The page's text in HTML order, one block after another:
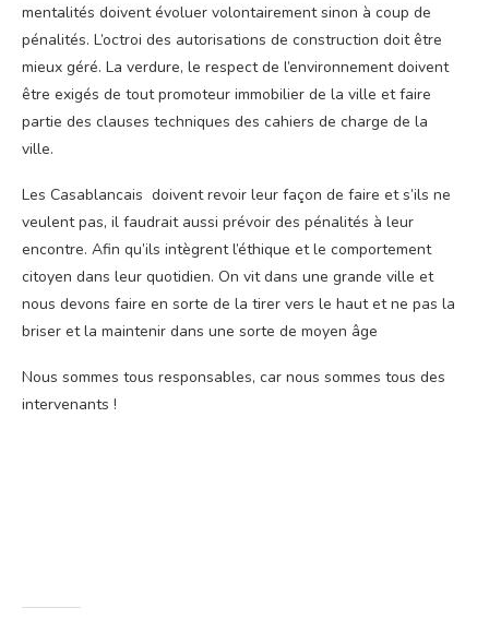
mentalités doivent évoluer volontairement sinon à coup de
pénalités. L’octroi des autorisations de construction doit être
mieux géré. La verdure, le respect de l’environnement doivent
être exigés de tout promoteur immobilier de la ville et faire
partie des clauses techniques des cahiers de charge de la
ville.
Les Casablancais doivent revoir leur façon de faire et s’ils ne
veulent pas, il faudrait aussi prévoir des pénalités à leur
encontre. Afin qu’ils intègrent l’éthique et le comportement
citoyen dans leur quotidien. On vit dans une grande ville et
nous devons faire en sorte de la tirer vers le haut et ne pas la
briser et la maintenir dans une sorte de moyen âge
Nous sommes tous responsables, car nous sommes tous des
intervenants !